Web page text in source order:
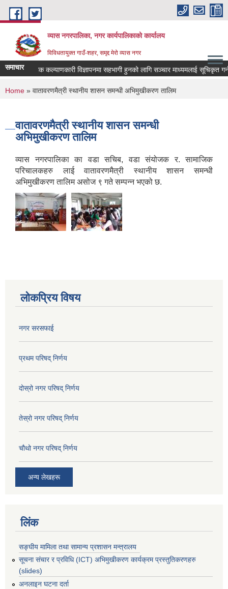
Skip to main content
व्यास नगरपालिका, नगर कार्यपालिकाको कार्यालय
विविधतायुक्त गाउँ-शहर, समृद्द मेरो व्यास नगर
समाचारलोक कल्याणकारी विज्ञापनमा सहभागी हुनको लागि सञ्चार माध्यमलाई सूचिकृत गर्न
You are here
Home » वातावरणमैत्री स्थानीय शासन समन्धी अभिमुखीकरण तालिम
वातावरणमैत्री स्थानीय शासन समन्धी
अभिमुखीकरण तालिम
व्यास नगरपालिका का वडा सचिब, वडा संयोजक र. सामाजिक
परिचालकहरु लाई वातावरणमैत्री स्थानीय शासन समन्धी
अभिमुखीकरण तालिम असोज ९ गते सम्पन्न भएको छ.
लोकप्रिय विषय
नगर सरसफाई
प्रथम परिषद् निर्णय
दोस्रो नगर परिषद् निर्णय
तेस्रो नगर परिषद् निर्णय
चौथो नगर परिषद् निर्णय
अन्य लेखहरू
लिंक
सङ्घीय मामिला तथा सामान्य प्रशासन मन्त्रालय
सूचना संचार र प्रविधि (ICT) अभिमुखीकरण कार्यक्रम प्रस्तुतिकरणहरु
(slides)
अनलाइन घटना दर्ता